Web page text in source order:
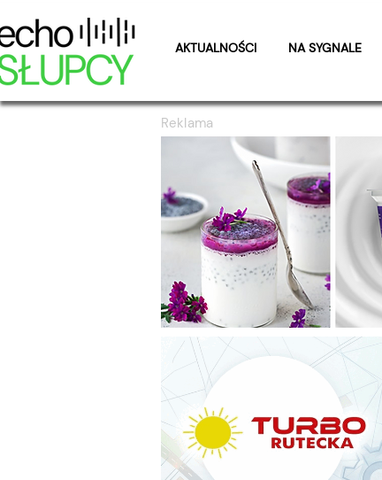
AKTUALNOŚCI NA SYGNALE
Reklama